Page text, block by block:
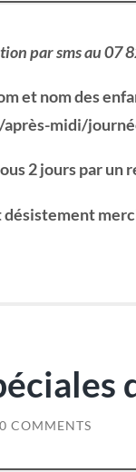
par sms au 07
et nom des
après-midi/
2 jours par un
désistement
0 COMMENTS